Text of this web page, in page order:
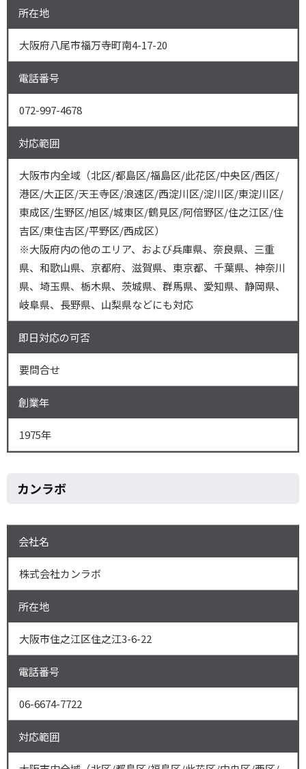
所在地
大阪府八尾市福万寺町南4-17-20
電話番号
072-997-4678
対応範囲
大阪市内全域（北区/都島区/福島区/此花区/中央区/西区/
港区/大正区/天王寺区/浪速区/西淀川区/淀川区/東淀川区/
東成区/生野区/旭区/城東区/鶴見区/阿倍野区/住之江区/住
吉区/東住吉区/平野区/西成区）
※大阪府内の他のエリア、および兵庫県、奈良県、三重
県、和歌山県、京都府、滋賀県、東京都、千葉県、神奈川
県、埼玉県、栃木県、茨城県、群馬県、愛知県、静岡県、
岐阜県、長野県、山梨県などにも対応
即日対応の可否
要問合せ
創業年
1975年
カンラボ
会社名
株式会社カンラボ
所在地
大阪市住之江区住之江3-6-22
電話番号
06-6674-7722
対応範囲